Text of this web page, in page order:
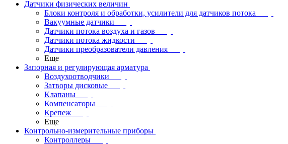
Датчики физических величин
Блоки контроля и обработки, усилители для датчиков потока
Вакуумные датчики
Датчики потока воздуха и газов
Датчики потока жидкости
Датчики преобразователи давления
Еще
Запорная и регулирующая арматура
Воздухоотводчики
Затворы дисковые
Клапаны
Компенсаторы
Крепеж
Еще
Контрольно-измерительные приборы
Контроллеры